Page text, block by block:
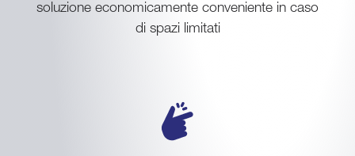
soluzione economicamente conveniente in caso
di spazi limitati